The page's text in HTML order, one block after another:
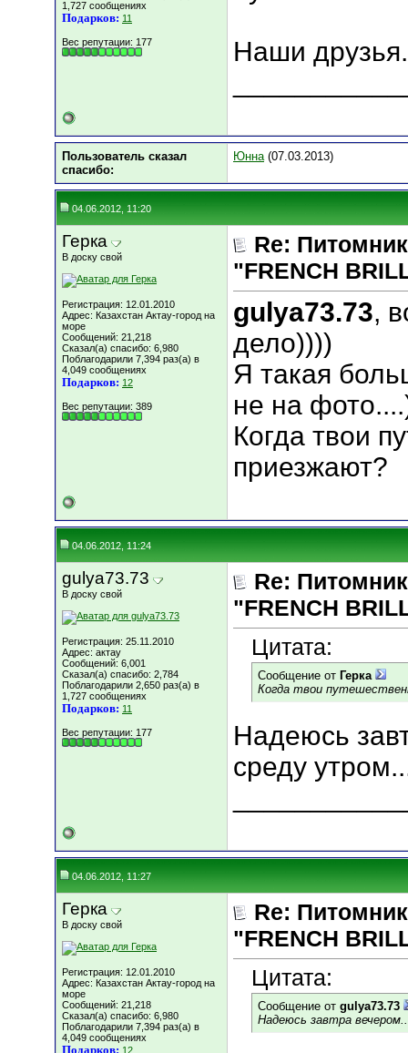
1,727 сообщениях
Подарков: 11
Вес репутации: 177
Наши
Пользователь сказал
cпасибо:
Юнна(07.03.2013)
04.06.2012, 11:20
Герка
В доску свой
Регистрация: 12.01.2010
Адрес: Казахстан Актау-город на
море
Сообщений: 21,218
Сказал(а) спасибо: 6,980
Поблагодарили 7,394 раз(а) в
4,049 сообщениях
Подарков: 12
Вес репутации: 389
Re:
"FRENCH
gulya73.73,
дело))))
Я такая
не на
Когда твои
приезжают?
04.06.2012, 11:24
gulya73.73
В доску свой
Регистрация: 25.11.2010
Адрес: актау
Сообщений: 6,001
Сказал(а) спасибо: 2,784
Поблагодарили 2,650 раз(а) в
1,727 сообщениях
Подарков: 11
Вес репутации: 177
Re:
"FRENCH
Цитата:
Сообщение от Герка
Когда твои
Надеюсь
среду
04.06.2012, 11:27
Герка
В доску свой
Регистрация: 12.01.2010
Адрес: Казахстан Актау-город на
море
Сообщений: 21,218
Сказал(а) спасибо: 6,980
Поблагодарили 7,394 раз(а) в
4,049 сообщениях
Подарков: 12
Re:
"FRENCH
Цитата:
Сообщение от gulya73.73
Надеюсь завтра